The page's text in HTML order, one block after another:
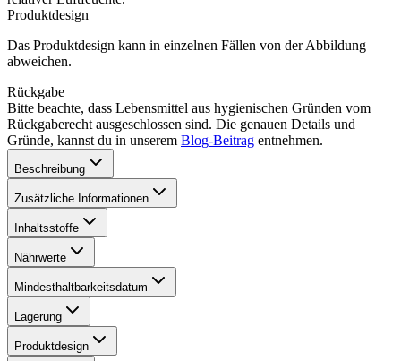
Produktdesign
Das Produktdesign kann in einzelnen Fällen von der Abbildung
abweichen.
Rückgabe
Bitte beachte, dass Lebensmittel aus hygienischen Gründen vom
Rückgaberecht ausgeschlossen sind. Die genauen Details und
Gründe, kannst du in unserem Blog-Beitrag entnehmen.
Beschreibung
Zusätzliche Informationen
Inhaltsstoffe
Nährwerte
Mindesthaltbarkeitsdatum
Lagerung
Produktdesign